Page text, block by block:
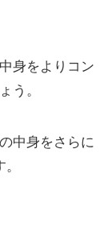
身をよりコン
う。
中身をさらに